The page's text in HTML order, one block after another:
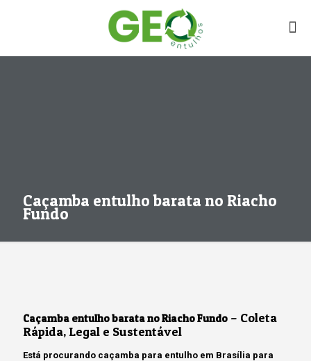
Caçamba entulho barata no Riacho
Fundo
Caçamba entulho barata no Riacho Fundo – Coleta
Rápida, Legal e Sustentável
Está procurando caçamba para entulho em Brasília para